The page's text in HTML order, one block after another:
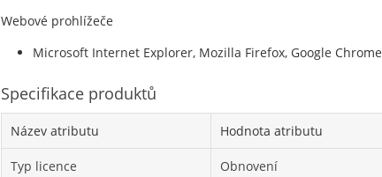
Webové prohlížeče
Microsoft Internet Explorer, Mozilla Firefox, Google Chrome
Specifikace produktů
Název atributu Hodnota atributu
Typ licence Obnovení